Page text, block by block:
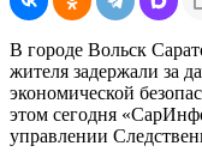
В городе Вольск
жителя задержали за
экономической
этом сегодня
управлении